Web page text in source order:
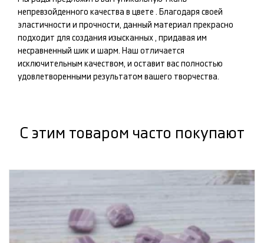
непревзойденного качества в цвете . Благодаря своей
эластичности и прочности, данный материал прекрасно
подходит для создания изысканных , придавая им
несравненный шик и шарм. Наш отличается
исключительным качеством, и оставит вас полностью
удовлетворенными результатом вашего творчества.
С этим товаром часто покупают